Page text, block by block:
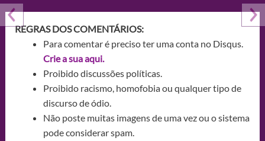
REGRAS DOS COMENTÁRIOS:
Para comentar é preciso ter uma conta no Disqus.
Crie a sua aqui.
Proibido discussões políticas.
Proibido racismo, homofobia ou qualquer tipo de
discurso de ódio.
Não poste muitas imagens de uma vez ou o sistema
pode considerar spam.